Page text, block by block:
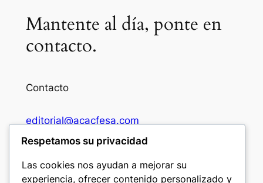
Mantente al día, ponte en
contacto.
Contacto
editorial@acacfesa.com
Respetamos su privacidad
Las cookies nos ayudan a mejorar su
experiencia, ofrecer contenido personalizado y